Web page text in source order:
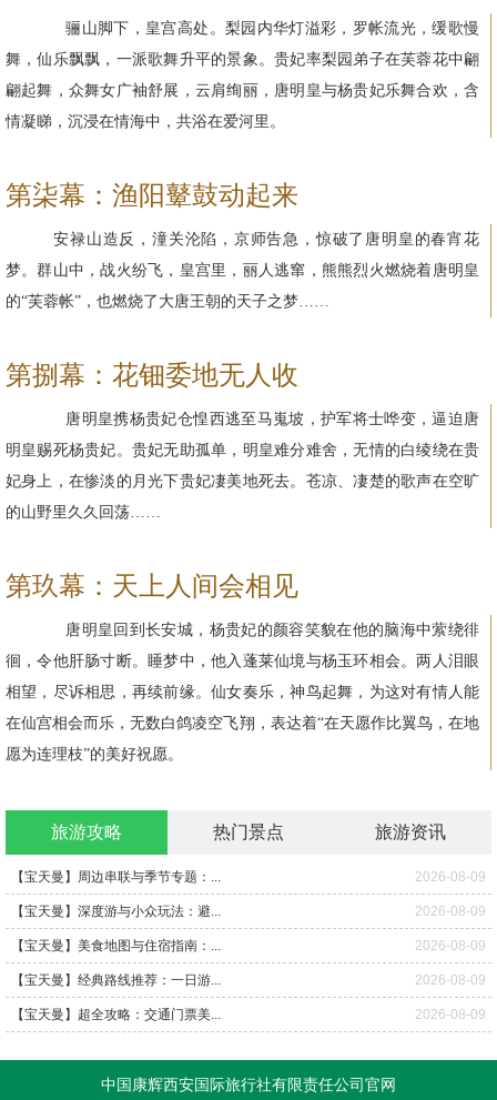
骊山脚下，皇宫高处。梨园内华灯溢彩，罗帐流光，缓歌慢
舞，仙乐飘飘，一派歌舞升平的景象。贵妃率梨园弟子在芙蓉花中翩
翩起舞，众舞女广袖舒展，云肩绚丽，唐明皇与杨贵妃乐舞合欢，含
情凝睇，沉浸在情海中，共浴在爱河里。
第柒幕：渔阳鼙鼓动起来
安禄山造反，潼关沦陷，京师告急，惊破了唐明皇的春宵花
梦。群山中，战火纷飞，皇宫里，丽人逃窜，熊熊烈火燃烧着唐明皇
的“芙蓉帐”，也燃烧了大唐王朝的天子之梦……
第捌幕：花钿委地无人收
唐明皇携杨贵妃仓惶西逃至马嵬坡，护军将士哗变，逼迫唐
明皇赐死杨贵妃。贵妃无助孤单，明皇难分难舍，无情的白绫绕在贵
妃身上，在惨淡的月光下贵妃凄美地死去。苍凉、凄楚的歌声在空旷
的山野里久久回荡……
第玖幕：天上人间会相见
唐明皇回到长安城，杨贵妃的颜容笑貌在他的脑海中萦绕徘
徊，令他肝肠寸断。睡梦中，他入蓬莱仙境与杨玉环相会。两人泪眼
相望，尽诉相思，再续前缘。仙女奏乐，神鸟起舞，为这对有情人能
在仙宫相会而乐，无数白鸽凌空飞翔，表达着“在天愿作比翼鸟，在地
愿为连理枝”的美好祝愿。
旅游攻略 热门景点 旅游资讯
【宝天曼】周边串联与季节专题：... 2026-08-09
【宝天曼】深度游与小众玩法：避... 2026-08-09
【宝天曼】美食地图与住宿指南：... 2026-08-09
【宝天曼】经典路线推荐：一日游... 2026-08-09
【宝天曼】超全攻略：交通门票美... 2026-08-09
中国康辉西安国际旅行社有限责任公司官网